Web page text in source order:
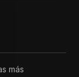
más